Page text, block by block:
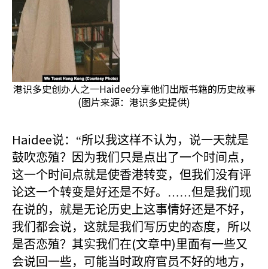
港识多史创办人之一Haidee分享他们出版书籍的历史故事
(图片来源：港识多史提供)
Haidee说：“所以我这样不认为，说一天就是
鼓吹恋殖？因为我们只是点出了一个时间点，
这一个时间点就是使香港转变，但我们没有评
论这一个转变是好还是不好。……但是我们现
在说的，就是无论历史上这事情好还是不好，
我们都会说，这就是我们写历史的态度，所以
是否恋殖？其实我们在(文章中)里面有一些又
会说回一些，可能当时政府官员不好的地方，